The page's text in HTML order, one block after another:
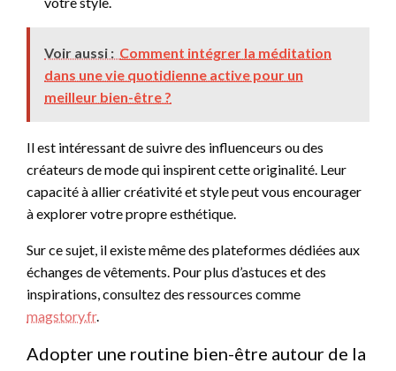
Voir aussi : Comment intégrer la méditation
dans une vie quotidienne active pour un
meilleur bien-être ?
Il est intéressant de suivre des influenceurs ou des
créateurs de mode qui inspirent cette originalité. Leur
capacité à allier créativité et style peut vous encourager
à explorer votre propre esthétique.
Sur ce sujet, il existe même des plateformes dédiées aux
échanges de vêtements. Pour plus d’astuces et des
inspirations, consultez des ressources comme
magstory.fr.
Adopter une routine bien-être autour de la